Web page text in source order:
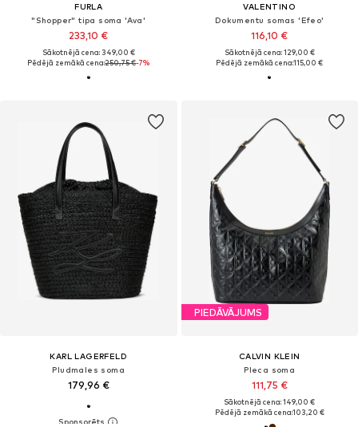
FURLA
"Shopper" tipa soma 'Ava'
233,10 €
Sākotnējā cena: 349,00 €
Pēdējā zemākā cena:250,75 €-7%
VALENTINO
Dokumentu somas 'Efeo'
116,10 €
Sākotnējā cena: 129,00 €
Pēdējā zemākā cena:115,00 €
KARL LAGERFELD
Pludmales soma
179,96 €
PIEDĀVĀJUMS
CALVIN KLEIN
Pleca soma
111,75 €
Sākotnējā cena: 149,00 €
Pēdējā zemākā cena:103,20 €